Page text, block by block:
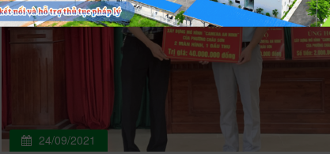
khu công nghiệp tỉnh Vĩnh Phúc và đội bóng Công ty cổ phần
triển hạ tầng Vĩnh Phúc. Các đội bóng thi đấu vòng tròn tính
và chọn ra đội giải nhất, nhì và ba. Các cầu thủ thi đấu với tinh thần
cao thượng, sôi nổi, cống hiến cho khán giả nhiều pha bóng gây
những pha bóng gây cấn, đẹp mắt và hơn hết là một tinh thần thi
đấu cao thượng của bộ môn thể thao vua. Các cầu thủ đã cho
24/09/2021